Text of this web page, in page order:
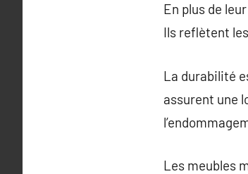
En plus de
Ils reflètent
La durabilité
assurent une
Les meubles